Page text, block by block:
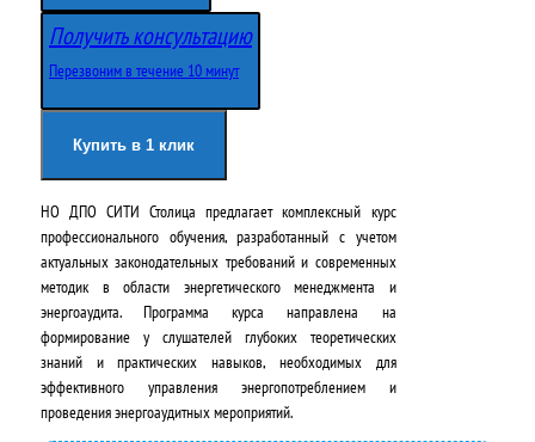
в
о
ч
а
л
ь
н
а
я
у
щ
я
ц
е
н
а
:
2
4
Получить консультацию
Перезвоним в течение 10 минут
Купить в 1 клик
НО ДПО СИТИ Столица предлагает комплексный курс
профессионального обучения, разработанный с учетом
актуальных законодательных требований и современных
методик в области энергетического менеджмента и
энергоаудита. Программа курса направлена на
формирование у слушателей глубоких теоретических
знаний и практических навыков, необходимых для
эффективного управления энергопотреблением и
проведения энергоаудитных мероприятий.